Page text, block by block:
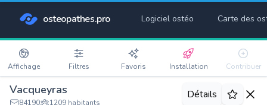
osteopathes.pro Logiciel ostéo Carte des
Affichage Filtres Favoris Installation Contribuer
Vacqueyras
84190 1209 habitants
Détails